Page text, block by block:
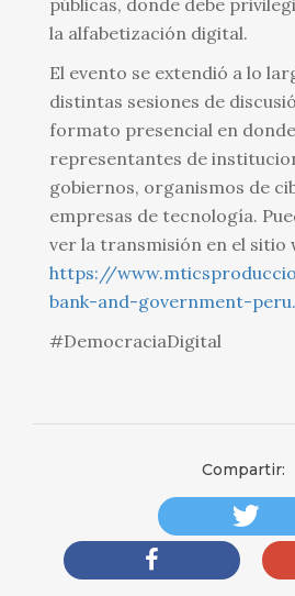
públicas, donde debe
la alfabetización digital.
El evento se extendió a lo
distintas sesiones de
formato presencial en
representantes de
gobiernos, organismos de
empresas de tecnología.
ver la transmisión en el sitio
https://
bank-and-government-
#DemocraciaDigital
Compartir: